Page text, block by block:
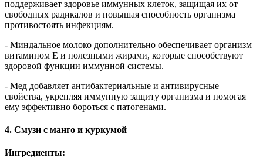
поддерживает здоровье иммунных клеток, защищая их от
свободных радикалов и повышая способность организма
противостоять инфекциям.
- Миндальное молоко дополнительно обеспечивает организм
витамином E и полезными жирами, которые способствуют
здоровой функции иммунной системы.
- Мед добавляет антибактериальные и антивирусные
свойства, укрепляя иммунную защиту организма и помогая
ему эффективно бороться с патогенами.
4. Смузи с манго и куркумой
Ингредиенты: